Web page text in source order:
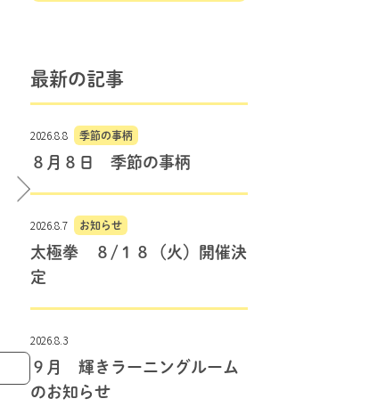
最新の記事
2026.8.8 季節の事柄
８月８日 季節の事柄
2026.8.7 お知らせ
太極拳 ８/１８（火）開催決
定
2026.8.3
９月 輝きラーニングルーム
のお知らせ